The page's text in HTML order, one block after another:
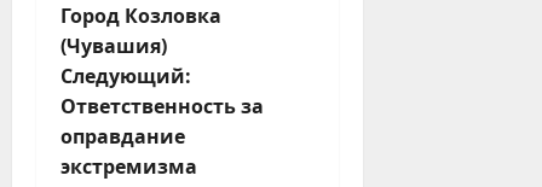
а
в
и
г
а
ц
Город Козловка
(Чувашия)
Следующий:
Ответственнос­ть за
опра­вдание
экстремизма